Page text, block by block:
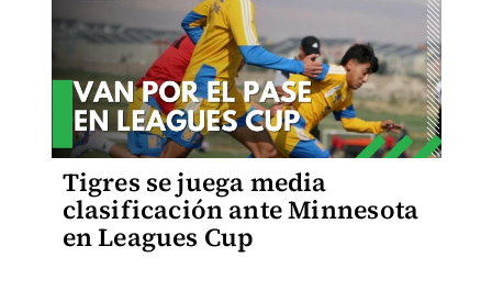
Tigres se juega media
clasificación ante Minnesota
en Leagues Cup